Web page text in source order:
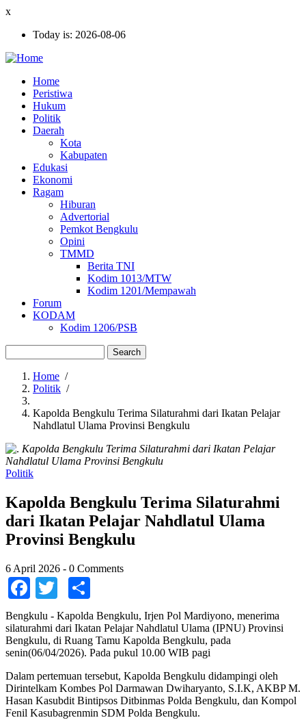
Skip
main
x
Today is: 2026-08-06
Ekonomi
Home
Peristiwa
Hukum
Politik
Daerah
Kota
Kabupaten
Edukasi
Ekonomi
Ragam
Hiburan
Advertorial
Pemkot Bengkulu
Opini
TMMD
Berita TNI
Kodim 1013/MTW
Kodim 1201/Mempawah
Forum
KODAM
Kodim 1206/PSB
Breadcrumb
Home /
Politik /
Kapolda Bengkulu Terima Silaturahmi dari Ikatan Pelajar
Nahdlatul Ulama Provinsi Bengkulu
Kapolda Bengkulu Terima Silaturahmi dari Ikatan Pelajar
Nahdlatul Ulama Provinsi Bengkulu
Politik
Kapolda Bengkulu Terima Silaturahmi
dari Ikatan Pelajar Nahdlatul Ulama
Provinsi Bengkulu
6 April 2026 - 0 Comments
Facebook
Twitter
Bengkulu - Kapolda Bengkulu, Irjen Pol Mardiyono, menerima
silaturahmi dari Ikatan Pelajar Nahdlatul Ulama (IPNU) Provinsi
Bengkulu, di Ruang Tamu Kapolda Bengkulu, pada
senin(06/04/2026). Pada pukul 10.00 WIB pagi
Dalam pertemuan tersebut, Kapolda Bengkulu didampingi oleh
Dirintelkam Kombes Pol Darmawan Dwiharyanto, S.I.K, AKBP M.
Hasan Kasubdit Bintipsos Ditbinmas Polda Bengkulu, dan Kompol
Fenil Kasubagrenmin SDM Polda Bengkulu.